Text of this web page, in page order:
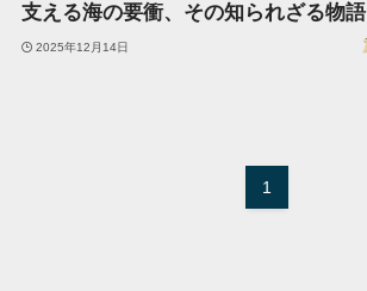
支える海の要衝、その知られざる物語
2025年12月14日
1